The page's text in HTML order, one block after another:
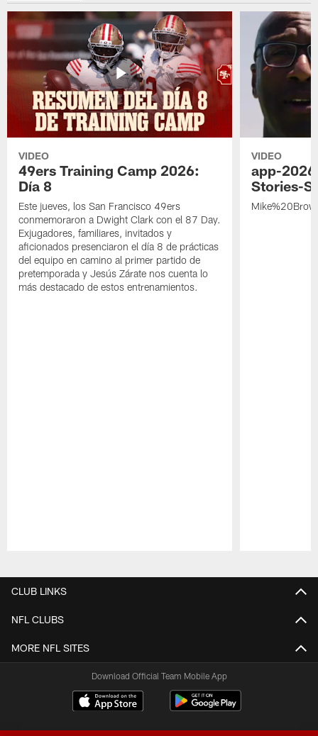
VIDEO
49ers Training Camp 2026:
Día 8
Este jueves, los San Francisco 49ers
conmemoraron a Dwight Clark con el 87 Day.
Exjugadores, familiares, invitados y
aficionados presenciaron el día 8 de prácticas
del equipo en camino al primer partido de
pretemporada y Jesús Zárate nos cuenta lo
más destacado de estos entrenamientos.
VIDEO
app-
Stories-
CLUB LINKS
NFL CLUBS
MORE NFL SITES
Download Official Team Mobile App